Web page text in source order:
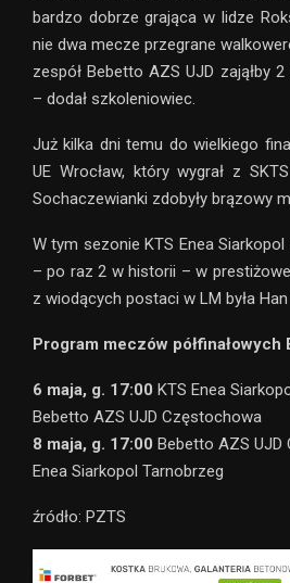
bardzo dobrze grająca w lidze
nie dwa mecze przegrane
zespół Bebetto AZS UJD zająłby
– dodał szkoleniowiec.
Już kilka dni temu do wielkiego
UE Wrocław, który wygrał z
Sochaczewianki zdobyły brązowy
W tym sezonie KTS Enea
– po raz 2 w historii – w
z wiodących postaci w LM była Han
Program meczów półfinałowych
6 maja, g. 17:00 KTS Enea
Bebetto AZS UJD Częstochowa
8 maja, g. 17:00 Bebetto AZS
Enea Siarkopol Tarnobrzeg
źródło: PZTS